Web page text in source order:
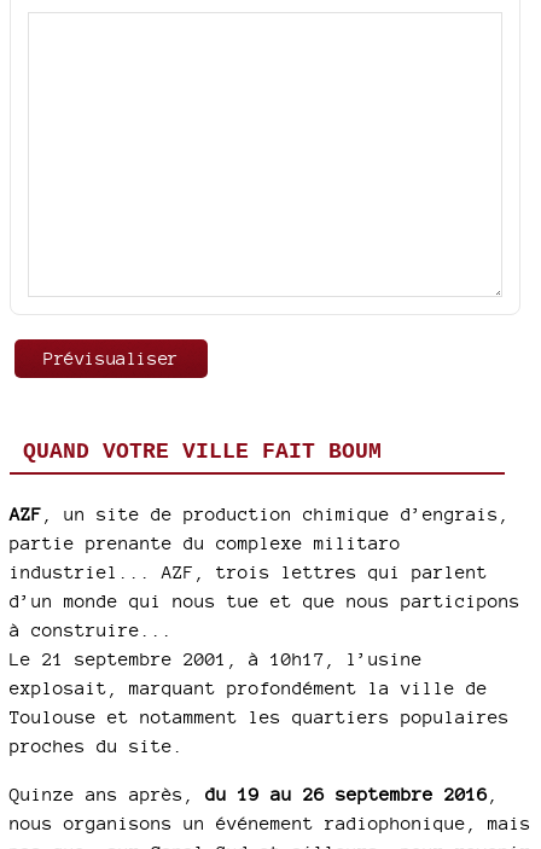
QUAND VOTRE VILLE FAIT BOUM
AZF , un site de production chimique d’engrais,
partie prenante du complexe militaro
industriel... AZF, trois lettres qui parlent
d’un monde qui nous tue et que nous participons
à construire...
Le 21 septembre 2001, à 10h17, l’usine
explosait, marquant profondément la ville de
Toulouse et notamment les quartiers populaires
proches du site.
Quinze ans après, du 19 au 26 septembre 2016
nous organisons un événement radiophonique, mais